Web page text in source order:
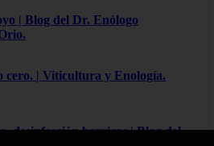
| Blog del Dr. Enólogo
cero. | Viticultura y Enología.
desinfección barricas | Blog del